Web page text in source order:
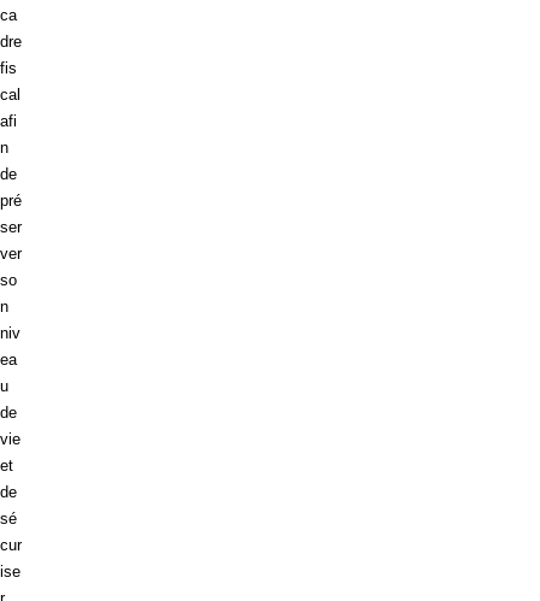
ca
dre
fis
cal
afi
n
de
pré
ser
ver
so
n
niv
ea
u
de
vie
et
de
sé
cur
ise